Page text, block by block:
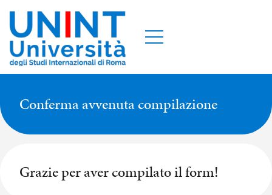
Conferma avvenuta compilazione
Grazie per aver compilato il form!